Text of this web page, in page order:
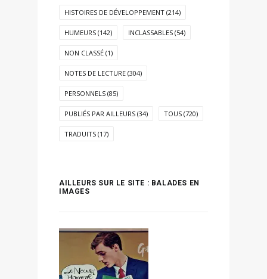
HISTOIRES DE DÉVELOPPEMENT (214)
HUMEURS (142) INCLASSABLES (54)
NON CLASSÉ (1)
NOTES DE LECTURE (304)
PERSONNELS (85)
PUBLIÉS PAR AILLEURS (34) TOUS (720)
TRADUITS (17)
AILLEURS SUR LE SITE : BALADES EN
IMAGES